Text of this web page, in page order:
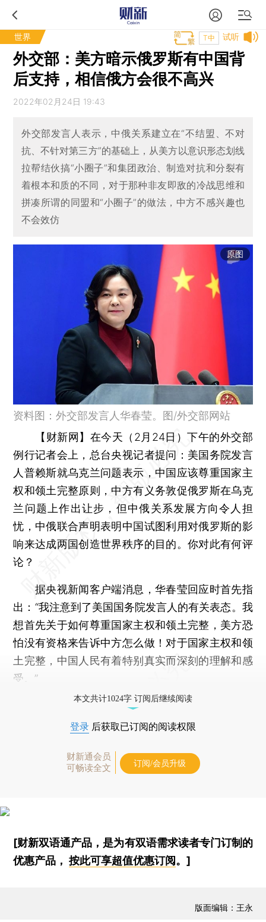
世界 试听
T中
外交部：美方暗示俄罗斯有中国背
后支持，相信俄方会很不高兴
2022年02月24日 19:43
外交部发言人表示，中俄关系建立在“不结盟、不对
抗、不针对第三方”的基础上，从美方以意识形态划线
拉帮结伙搞“小圈子”和集团政治、制造对抗和分裂有
着根本和质的不同，对于那种非友即敌的冷战思维和
拼凑所谓的同盟和“小圈子”的做法，中方不感兴趣也
不会效仿
原图
资料图：外交部发言人华春莹。图/外交部网站
【财新网】 在今天（2月24日）下午的外交部
例行记者会上，总台央视记者提问：美国务院发言
人普赖斯就乌克兰问题表示，中国应该尊重国家主
权和领土完整原则，中方有义务敦促俄罗斯在乌克
兰问题上作出让步，但中俄关系发展方向令人担
忧，中俄联合声明表明中国试图利用对俄罗斯的影
响来达成两国创造世界秩序的目的。你对此有何评
论？
据央视新闻客户端消息，华春莹回应时首先指
出：“我注意到了美国国务院发言人的有关表态。我
想首先关于如何尊重国家主权和领土完整，美方恐
怕没有资格来告诉中方怎么做！对于国家主权和领
土完整，中国人民有着特别真实而深刻的理解和感
受。”
本文共计1024字 订阅后继续阅读
登录 后获取已订阅的阅读权限
财新通会员
可畅读全文
订阅/会员升级
[财新双语通产品，是为有双语需求读者专门订制的
优惠产品，按此可享超值优惠订阅。]
版面编辑：王永